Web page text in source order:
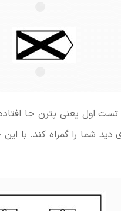
تست اول یعنی پترن جا
دید شما را گمراه کند. با